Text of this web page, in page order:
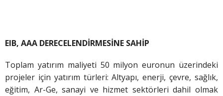
EIB, AAA DERECELENDİRMESİNE SAHİP
Toplam yatırım maliyeti 50 milyon euronun üzerindeki
projeler için yatırım türleri: Altyapı, enerji, çevre, sağlık,
eğitim, Ar-Ge, sanayi ve hizmet sektörleri dahil olmak